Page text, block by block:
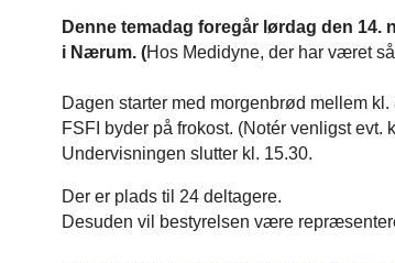
Denne temadag foregår lørdag den 14.
i Nærum. (Hos Medidyne, der har været
Dagen starter med morgenbrød mellem kl.
FSFI byder på frokost. (Notér venligst evt.
Undervisningen slutter kl. 15.30.
Der er plads til 24 deltagere.
Desuden vil bestyrelsen være